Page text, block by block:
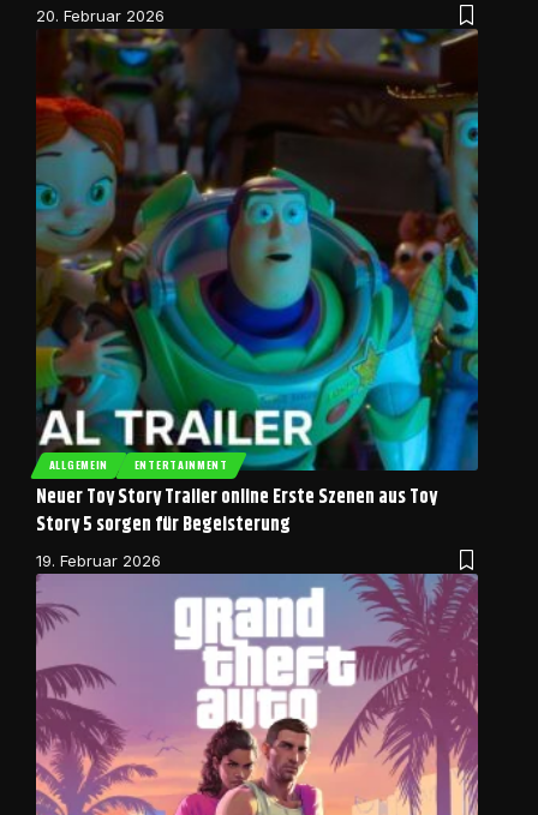
20. Februar 2026
ALLGEMEIN ENTERTAINMENT
Neuer Toy Story Trailer online Erste Szenen aus Toy
Story 5 sorgen für Begeisterung
19. Februar 2026